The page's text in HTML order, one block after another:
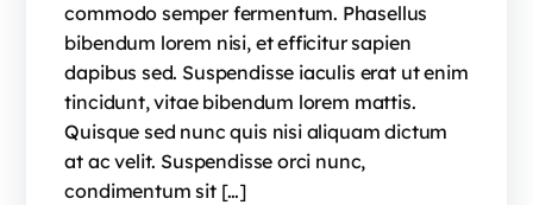
commodo semper fermentum. Phasellus
bibendum lorem nisi, et efficitur sapien
dapibus sed. Suspendisse iaculis erat ut enim
tincidunt, vitae bibendum lorem mattis.
Quisque sed nunc quis nisi aliquam dictum
at ac velit. Suspendisse orci nunc,
condimentum sit […]